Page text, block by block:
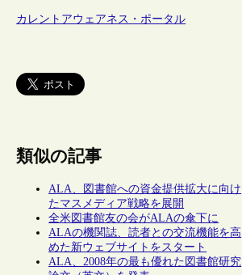
カレントアウェアネス・ポータル
類似の記事
ALA、図書館への資金提供拡大に向け
たマスメディア戦略を展開
全米図書館友の会がALAの傘下に
ALAの機関誌、読者との交流機能を高
めた新ウェブサイトをスタート
ALA、2008年の最も優れた図書館研究